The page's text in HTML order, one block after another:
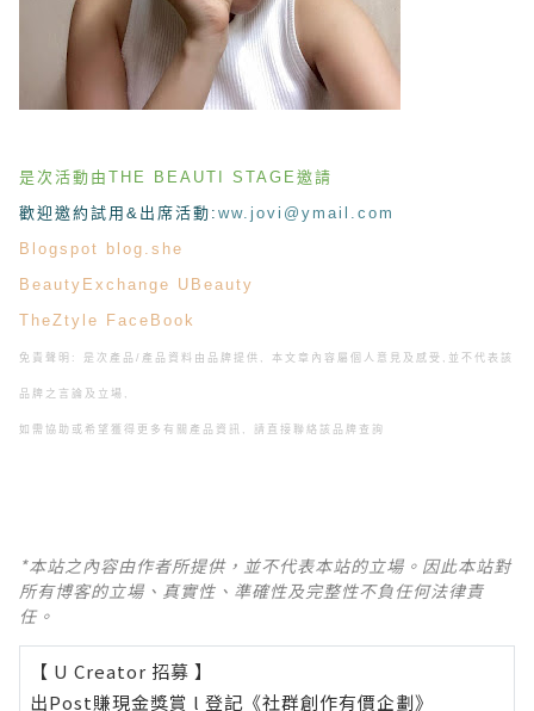
是次活動由THE BEAUTI STAGE邀請
歡迎邀約試用&出席活動 : ww.jovi@ymail.com
Blogspot
blog.she
BeautyExchange UBeauty
TheZtyle
FaceBook
免責聲明: 是次產品/產品資料由品牌提供, 本文章內容屬個人意見及感受, 並不代表該
品牌之言論及立場,
如需協助或希望獲得更多有關產品資訊, 請直接聯絡該品牌查詢
*本站之內容由作者所提供，並不代表本站的立場。因此本站對
所有博客的立場、真實性、準確性及完整性不負任何法律責
任。
【 U Creator 招募 】
出Post賺現金獎賞 l 登記《社群創作有價企劃》